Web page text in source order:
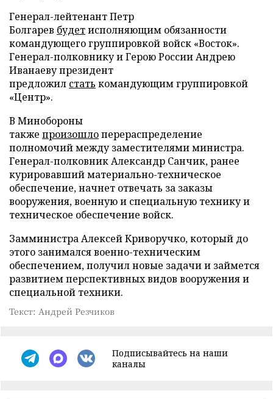
Генерал-лейтенант Петр
Болгарев будетисполняющим обязанности
командующего группировкой войск «Восток».
Генерал-полковнику и Герою России Андрею
Иванаеву президент
предложил стать командующим группировкой
«Центр».
В Минобороны
также произошлоперераспределение
полномочий между заместителями министра.
Генерал-полковник Александр Санчик, ранее
курировавший материально-техническое
обеспечение, начнет отвечать за заказы
вооружения, военную и специальную технику и
техническое обеспечение войск.
Замминистра Алексей Криворучко, который до
этого занимался военно-техническим
обеспечением, получил новые задачи и займется
развитием перспективных видов вооружения и
специальной техники.
Текст: Андрей Резчиков
Подписывайтесь на наши
каналы